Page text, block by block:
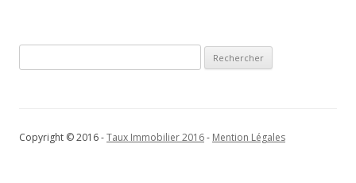
Copyright © 2016 -Taux Immobilier 2016- Mention Légales